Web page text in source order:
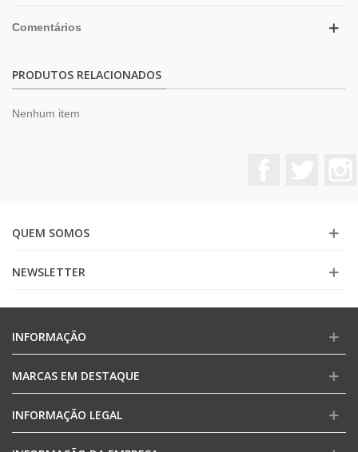
Comentários
PRODUTOS RELACIONADOS
Nenhum item
QUEM SOMOS
NEWSLETTER
INFORMAÇÃO
MARCAS EM DESTAQUE
INFORMAÇÃO LEGAL